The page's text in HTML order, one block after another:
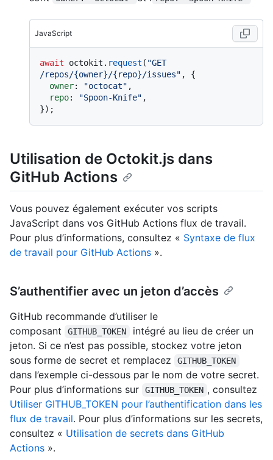
JavaScript
await octokit. request ( "GET
/repos/{owner}/{repo}/issues" , {
owner: "octocat" ,
repo: "Spoon-Knife" ,
Utilisation de Octokit.js dans
GitHub Actions
Vous pouvez également exécuter vos scripts
JavaScript dans vos GitHub Actions flux de travail.
Pour plus d’informations, consultez « Syntaxe de flux
de travail pour GitHub Actions ».
S’authentifier avec un jeton d’accès
GitHub recommande d’utiliser le
composant
GITHUB_TOKEN
intégré au lieu de créer un
jeton. Si ce n’est pas possible, stockez votre jeton
sous forme de secret et remplacez
GITHUB_TOKEN
dans l’exemple ci-dessous par le nom de votre secret.
Pour plus d’informations sur
GITHUB_TOKEN , consultez
Utiliser GITHUB_TOKEN pour l’authentification dans les
flux de travail. Pour plus d’informations sur les secrets,
consultez « Utilisation de secrets dans GitHub
Actions ».